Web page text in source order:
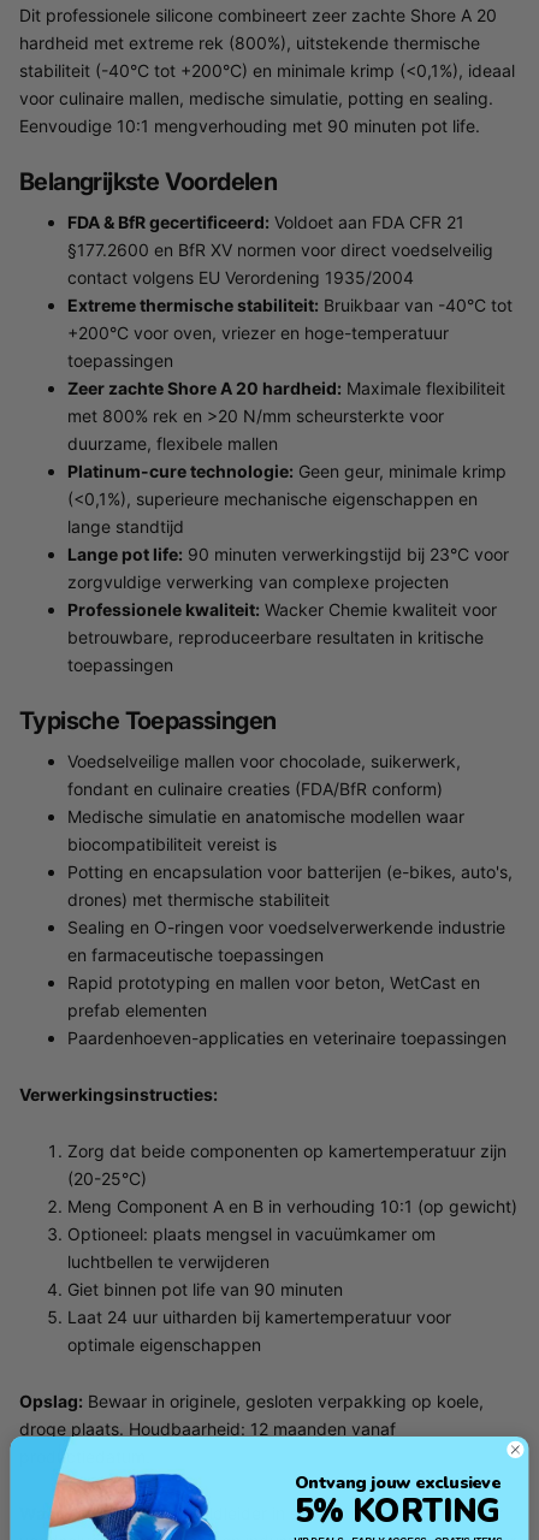
Dit professionele silicone combineert zeer zachte Shore A 20
hardheid met extreme rek (800%), uitstekende thermische
stabiliteit (-40°C tot +200°C) en minimale krimp (<0,1%), ideaal
voor culinaire mallen, medische simulatie, potting en sealing.
Eenvoudige 10:1 mengverhouding met 90 minuten pot life.
Belangrijkste Voordelen
FDA & BfR gecertificeerd: Voldoet aan FDA CFR 21
§177.2600 en BfR XV normen voor direct voedselveilig
contact volgens EU Verordening 1935/2004
Extreme thermische stabiliteit: Bruikbaar van -40°C tot
+200°C voor oven, vriezer en hoge-temperatuur
toepassingen
Zeer zachte Shore A 20 hardheid: Maximale flexibiliteit
met 800% rek en >20 N/mm scheursterkte voor
duurzame, flexibele mallen
Platinum-cure technologie: Geen geur, minimale krimp
(<0,1%), superieure mechanische eigenschappen en
lange standtijd
Lange pot life: 90 minuten verwerkingstijd bij 23°C voor
zorgvuldige verwerking van complexe projecten
Professionele kwaliteit: Wacker Chemie kwaliteit voor
betrouwbare, reproduceerbare resultaten in kritische
toepassingen
Typische Toepassingen
Voedselveilige mallen voor chocolade, suikerwerk,
fondant en culinaire creaties (FDA/BfR conform)
Medische simulatie en anatomische modellen waar
biocompatibiliteit vereist is
Potting en encapsulation voor batterijen (e-bikes, auto's,
drones) met thermische stabiliteit
Sealing en O-ringen voor voedselverwerkende industrie
en farmaceutische toepassingen
Rapid prototyping en mallen voor beton, WetCast en
prefab elementen
Paardenhoeven-applicaties en veterinaire toepassingen
Verwerkingsinstructies:
Zorg dat beide componenten op kamertemperatuur zijn
(20-25°C)
Meng Component A en B in verhouding 10:1 (op gewicht)
Optioneel: plaats mengsel in vacuümkamer om
luchtbellen te verwijderen
Giet binnen pot life van 90 minuten
Laat 24 uur uitharden bij kamertemperatuur voor
optimale eigenschappen
Opslag: Bewaar in originele, gesloten verpakking op koele,
droge plaats. Houdbaarheid: 12 maanden vanaf
productiedatum.
Wacker Chemieis wereldleider in silicone technologieën voor
Ontvang jouw exclusieve
5% KORTING